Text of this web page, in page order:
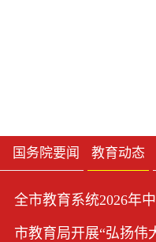
办事服务
国务院要闻 教育动态